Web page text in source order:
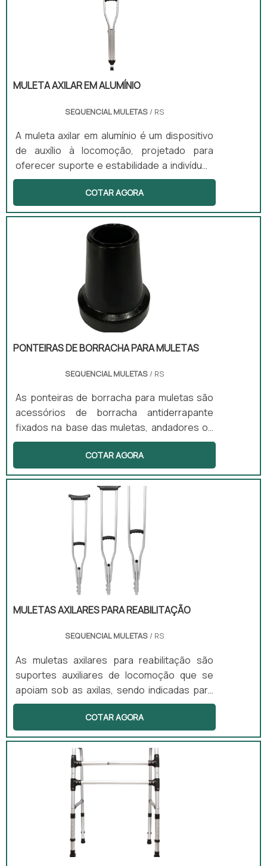
necessidades dos usuários.
MULETA AXILAR EM ALUMÍNIO
SEQUENCIAL MULETAS/ RS
A muleta axilar em alumínio é um dispositivo
de auxílio à locomoção, projetado para
oferecer suporte e estabilidade a indivíduos
com lesões ou limitações motoras. Fabricada
em liga de alumínio, ela é leve, resistente à
corrosão e facilmente ajustável em altura
para se adequar a diferentes estaturas.
Suas principais vantagens incluem
durabilidade, conforto ergonômico (com
apoio axilar e de mão acolchoados) e a
capacidade de promover a autonomia e
segurança do usuário durante a
recuperação ou no dia a dia.
COTAR AGORA
PONTEIRAS DE BORRACHA PARA MULETAS
SEQUENCIAL MULETAS/ RS
As ponteiras de borracha para muletas são
acessórios de borracha antiderrapante
fixados na base das muletas, andadores ou
bengalas. Esses componentes são
projetados para proporcionar maior
aderência ao solo, evitando escorregões e
quedas, o que é crucial para a segurança dos
usuários. Além disso, as ponteiras absorvem
impacto e reduzem o desgaste do
equipamento, aumentando sua durabilidade
COTAR AGORA
MULETAS AXILARES PARA REABILITAÇÃO
SEQUENCIAL MULETAS/ RS
As muletas axilares para reabilitação são
suportes auxiliares de locomoção que se
apoiam sob as axilas, sendo indicadas para
uso temporário em casos de lesão. Este
equipamento oferece estabilidade e reduz a
carga nos membros inferiores, permitindo
que o usuário se locomova com mais
segurança. Além disso, as muletas são
ajustáveis em altura e contam com apoio
acolchoado, proporcionando conforto
durante o uso. Elas são adequadas tanto
para uso ambulatorial quanto domiciliar.
COTAR AGORA